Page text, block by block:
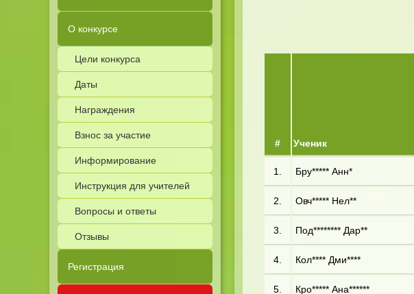
О конкурсе
Цели конкурса
Даты
Награждения
Взнос за участие
Информирование
Инструкция для учителей
Вопросы и ответы
Отзывы
Регистрация
# Ученик
1. Бру***** Анн*
2. Овч***** Нел**
3. Под******** Дар**
4. Кол**** Дми****
5. Кро***** Ана******